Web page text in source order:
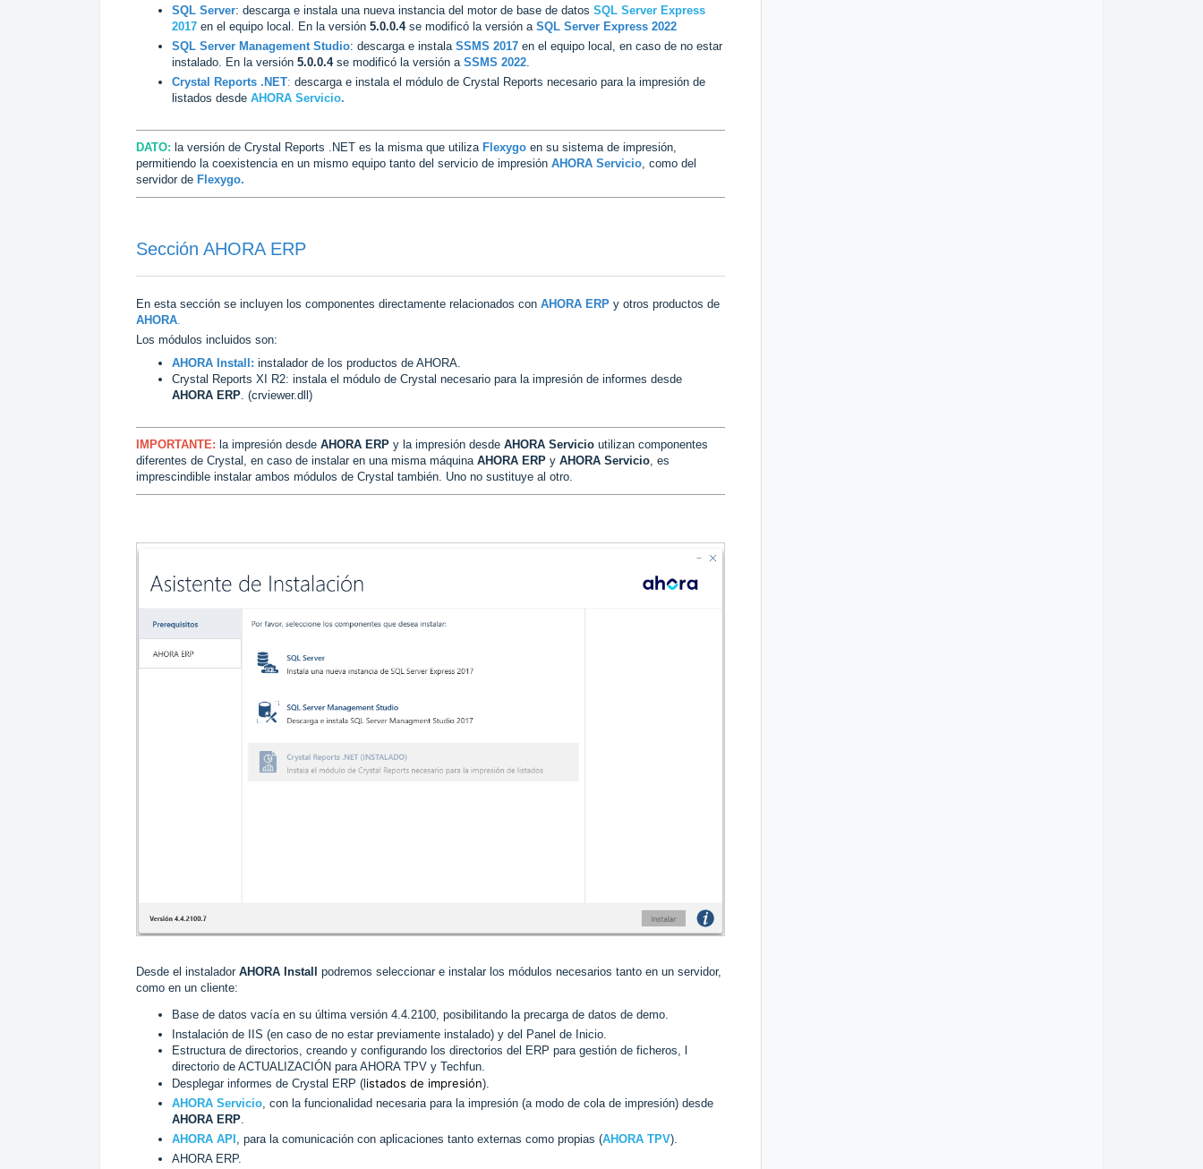
SQL Server: descarga e instala una nueva instancia del motor de base de datos SQL Server Express
2017 en el equipo local. En la versión 5.0.0.4se modificó la versión a SQL Server Express 2022
SQL Server Management Studio: descarga e instala SSMS 2017 en el equipo local, en caso de no estar
instalado. En la versión 5.0.0.4se modificó la versión a SSMS 2022.
Crystal Reports .NET: descarga e instala el módulo de Crystal Reports necesario para la impresión de
listados desde AHORA Servicio.
DATO: la versión de Crystal Reports .NET es la misma que utiliza Flexygo en su sistema de impresión,
permitiendo la coexistencia en un mismo equipo tanto del servicio de impresión AHORA Servicio, como del
servidor de Flexygo.
Sección AHORA ERP
En esta sección se incluyen los componentes directamente relacionados con AHORA ERP y otros productos de
AHORA
Los módulos incluidos son:
AHORA Install: instalador de los productos de AHORA.
Crystal Reports XI R2: instala el módulo de Crystal necesario para la impresión de informes desde
AHORA ERP . (crviewer.dll)
IMPORTANTE: la impresión desde AHORA ERP y la impresión desde AHORA Servicio utilizan componentes
diferentes de Crystal, en caso de instalar en una misma máquina AHORA ERP y AHORA Servicio , es
imprescindible instalar ambos módulos de Crystal también. Uno no sustituye al otro.
Desde el instalador AHORA Install podremos seleccionar e instalar los módulos necesarios tanto en un servidor,
como en un cliente:
Base de datos vacía en su última versión 4.4.2100, posibilitando la precarga de datos de demo.
Instalación de IIS (en caso de no estar previamente instalado) y del Panel de Inicio.
Estructura de directorios, creando y configurando los directorios del ERP para gestión de ficheros, l
directorio de ACTUALIZACIÓN para AHORA TPV y Techfun.
Desplegar informes de Crystal ERP (l istados de impresión).
AHORA Servicio, con la funcionalidad necesaria para la impresión (a modo de cola de impresión) desde
AHORA ERP.
AHORA API , para la comunicación con aplicaciones tanto externas como propias (AHORA TPV).
AHORA ERP.